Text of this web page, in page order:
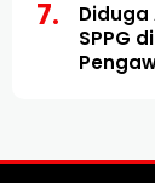
Diduga
SPPG